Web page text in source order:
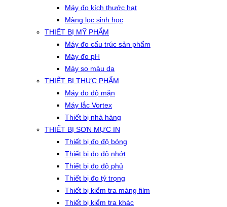
Máy đo kích thước hạt
Màng lọc sinh học
THIẾT BỊ MỸ PHẨM
Máy đo cấu trúc sản phẩm
Máy đo pH
Máy so màu da
THIẾT BỊ THỰC PHẨM
Máy đo độ mặn
Máy lắc Vortex
Thiết bị nhà hàng
THIẾT BỊ SƠN MỰC IN
Thiết bị đo độ bóng
Thiết bị đo độ nhớt
Thiết bị đo độ phủ
Thiết bị đo tỷ trọng
Thiết bị kiểm tra màng film
Thiết bị kiểm tra khác